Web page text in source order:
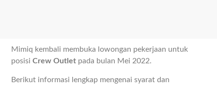
Mimiq kembali membuka lowongan pekerjaan untuk
posisiCrew Outlet pada bulan Mei 2022.
Berikut informasi lengkap mengenai syarat dan